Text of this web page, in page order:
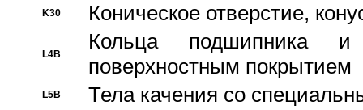
K30 Коническое отверстие,
L4B
Кольца подшипника
поверхностным покрытием
L5B Тела качения со